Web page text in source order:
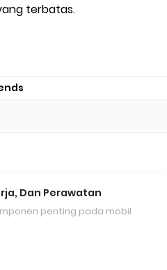
terbatas.
Dan Perawatan
penting pada mobil